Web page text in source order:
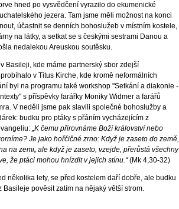
hned po vysvědčení vyrazilo do ekumenické
jezera. Tam jsme měli možnost na konci
účastnit se denních bohoslužeb v místním kostele,
na látky, a setkat se s českými sestrami Danou a
nedalekou Areuskou soutěsku.
Basileji, kde máme partnerský sbor zdejší
v Titus Kirche, kde kromě neformálních
byl na programu také workshop "Setkání a diakonie -
s příspěvky farářky Moniky Widmer a farářů
V neděli jsme pak slavili společné bohoslužby a
budku pro ptáky s přáním vycházejícím z
„K čemu přirovnáme Boží království nebo
Je jako hořčičné zrno: Když je zaseto do země,
na zemi, ale když je zaseto, vzejde, přerůstá všechny
že ptáci mohou hnízdit v jejich stínu.“(Mk 4,30-32)
několika lety, se před kostelem daří dobře, ale budku
Basileje pověsit zatím na nějaký větší strom.